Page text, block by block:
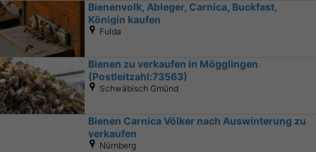
Bienenvolk, Ableger, Carnica, Buckfast,
Königin kaufen
Fulda
Bienen zu verkaufen in Mögglingen
(Postleitzahl:73563)
Schwäbisch Gmünd
Bienen Carnica Völker nach Auswinterung zu
verkaufen
Nürnberg